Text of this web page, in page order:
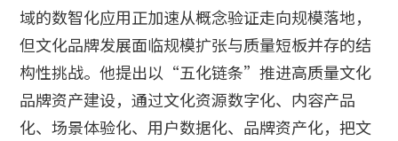
域的数智化应用正加速从概念验证走向规模落地，
但文化品牌发展面临规模扩张与质量短板并存的结
构性挑战。他提出以“五化链条”推进高质量文化
品牌资产建设，通过文化资源数字化、内容产品
化、场景体验化、用户数据化、品牌资产化，把文